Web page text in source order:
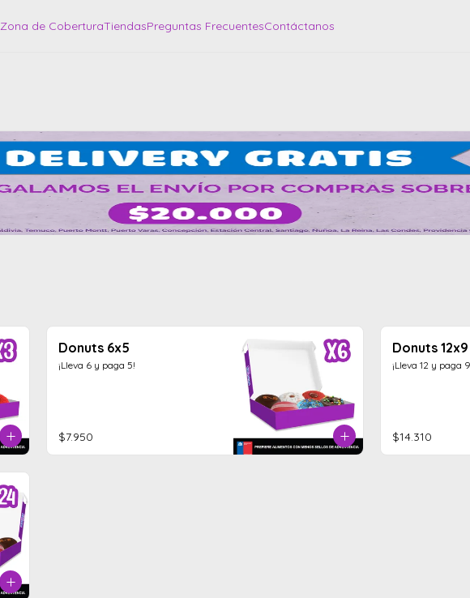
Zona de CoberturaTiendasPreguntas FrecuentesContáctanos
Donuts 6x5
¡Lleva 6 y paga 5!
$7.950
Donuts 12x9
¡Lleva 12 y paga
$14.310